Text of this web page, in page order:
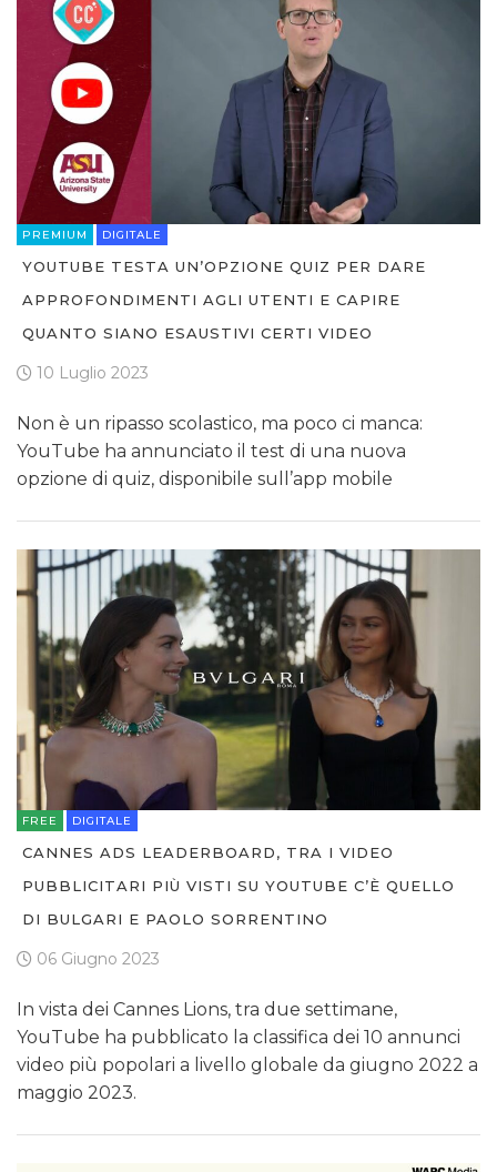
PREMIUM DIGITALE
YOUTUBE TESTA UN’OPZIONE QUIZ PER DARE
APPROFONDIMENTI AGLI UTENTI E CAPIRE
QUANTO SIANO ESAUSTIVI CERTI VIDEO
10 Luglio 2023
Non è un ripasso scolastico, ma poco ci manca:
YouTube ha annunciato il test di una nuova
opzione di quiz, disponibile sull’app mobile
FREE DIGITALE
CANNES ADS LEADERBOARD, TRA I VIDEO
PUBBLICITARI PIÙ VISTI SU YOUTUBE C’È QUELLO
DI BULGARI E PAOLO SORRENTINO
06 Giugno 2023
In vista dei Cannes Lions, tra due settimane,
YouTube ha pubblicato la classifica dei 10 annunci
video più popolari a livello globale da giugno 2022 a
maggio 2023.